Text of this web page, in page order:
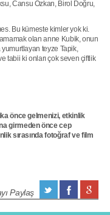
Cansu Özkan, Birol Doğru,
Bu kümeste kimler yok ki.
olan anne Kubik, onun
teyze Tapik,
tabii ki onları çok seven çiftlik
önce gelmenizi, etkinlik
girmeden önce cep
sırasında fotoğraf ve film
Paylaş